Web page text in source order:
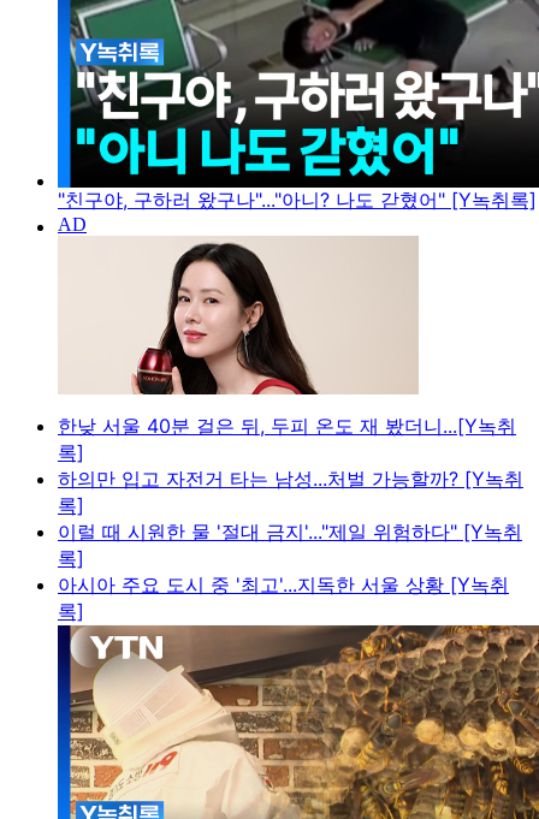
"친구야, 구하러 왔구나"..."아니? 나도 갇혔어" [Y녹취록]
한낮 서울 40분 걸은 뒤, 두피 온도 재 봤더니...[Y녹취
록]
하의만 입고 자전거 타는 남성...처벌 가능할까? [Y녹취
록]
이럴 때 시원한 물 '절대 금지'..."제일 위험하다" [Y녹취
록]
아시아 주요 도시 중 '최고'...지독한 서울 상황 [Y녹취
록]